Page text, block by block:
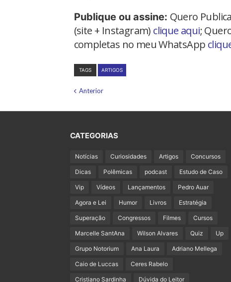
Publique ou assine: Quero
(site + Instagram) clique aqui;
completas no meu WhatsApp
TAGS ARTIGOS
Anterior
CATEGORIAS
Notícias Curiosidades Artigos Concursos
Dicas Polêmicas podcast Estudo de Caso
Vip Vídeos Lançamentos Pedro Auar
Agora e Lei Humor Livros Estratégia
Superação Congressos Filmes Cursos
Marcelle SantAna Wilson Alvares Quiz Up
Grupo Notorium Ana Laura Adriano Mellega
Caio de Luccas Ceres Rabelo
Cristiano Sardinha Dúvida do Leitor